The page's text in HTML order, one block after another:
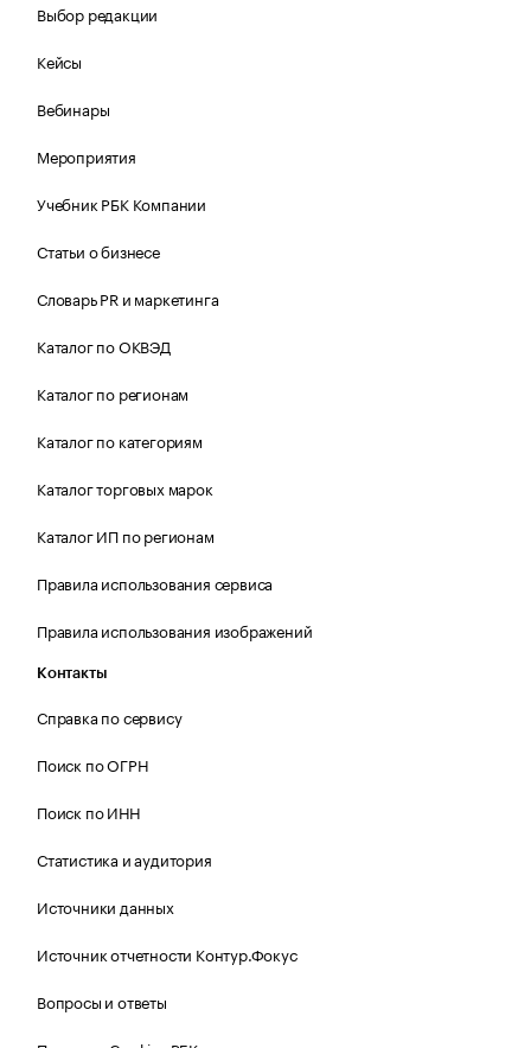
Выбор редакции
Кейсы
Вебинары
Мероприятия
Учебник РБК Компании
Статьи о бизнесе
Словарь PR и маркетинга
Каталог по ОКВЭД
Каталог по регионам
Каталог по категориям
Каталог торговых марок
Каталог ИП по регионам
Правила использования сервиса
Правила использования изображений
Контакты
Справка по сервису
Поиск по ОГРН
Поиск по ИНН
Статистика и аудитория
Источники данных
Источник отчетности Контур.Фокус
Вопросы и ответы